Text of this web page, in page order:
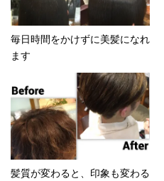
毎日時間をかけずに美髪になれ
ます
髪質が変わると、印象も変わる